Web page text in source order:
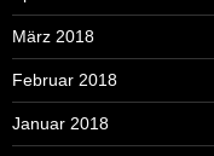
März 2018
Februar 2018
Januar 2018